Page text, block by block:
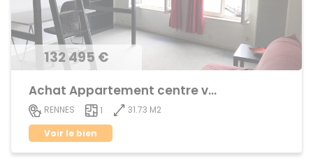
132 495 €
Achat Appartement centre ville
RENNES 1
31.73 M2
Voir le bien